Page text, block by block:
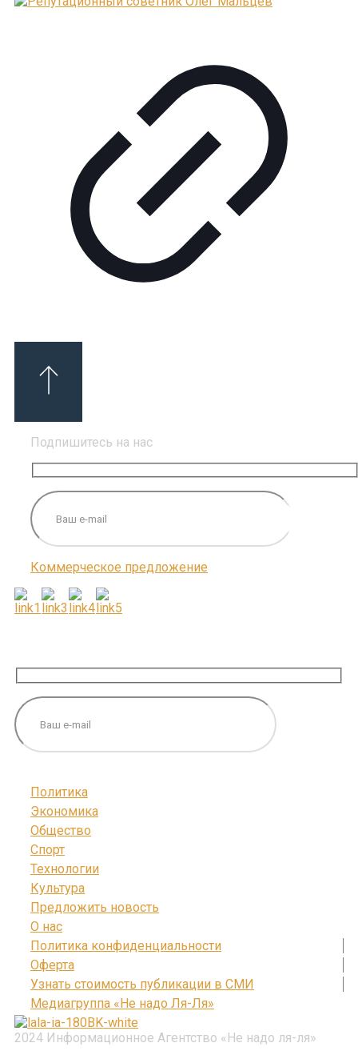
Подпишитесь на нас
Коммерческое предложение
Политика
Экономика
Общество
Спорт
Технологии
Культура
Предложить новость
О нас
2024 Информационное Агентство «Не надо ля-ля»
Политика конфиденциальности
Оферта
Узнать стоимость публикации в СМИ
Медиагруппа «Не надо Ля-Ля»